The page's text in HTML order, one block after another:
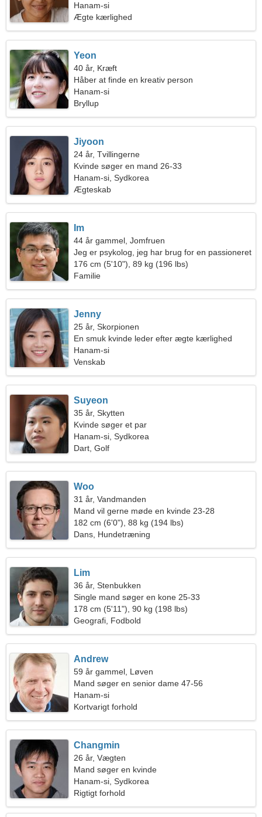
Hanam-si
Ægte kærlighed
Yeon
40 år, Kræft
Håber at finde en kreativ person
Hanam-si
Bryllup
Jiyoon
24 år, Tvillingerne
Kvinde søger en mand 26-33
Hanam-si, Sydkorea
Ægteskab
Im
44 år gammel, Jomfruen
Jeg er psykolog, jeg har brug for en passioneret
kvinde
176 cm (5'10"), 89 kg (196 lbs)
Familie
Jenny
25 år, Skorpionen
En smuk kvinde leder efter ægte kærlighed
Hanam-si
Venskab
Suyeon
35 år, Skytten
Kvinde søger et par
Hanam-si, Sydkorea
Dart, Golf
Woo
31 år, Vandmanden
Mand vil gerne møde en kvinde 23-28
182 cm (6'0"), 88 kg (194 lbs)
Dans, Hundetræning
Lim
36 år, Stenbukken
Single mand søger en kone 25-33
178 cm (5'11"), 90 kg (198 lbs)
Geografi, Fodbold
Andrew
59 år gammel, Løven
Mand søger en senior dame 47-56
Hanam-si
Kortvarigt forhold
Changmin
26 år, Vægten
Mand søger en kvinde
Hanam-si, Sydkorea
Rigtigt forhold